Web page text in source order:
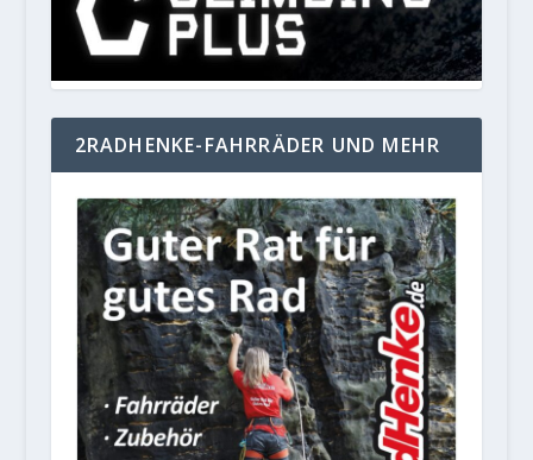
2RADHENKE-FAHRRÄDER UND MEHR